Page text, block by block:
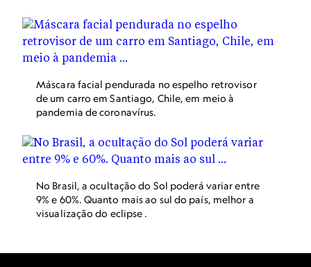
Máscara facial pendurada no espelho retrovisor
de um carro em Santiago, Chile, em meio à
pandemia de coronavírus.
No Brasil, a ocultação do Sol poderá variar entre
9% e 60%. Quanto mais ao sul do país, melhor a
visualização do eclipse .